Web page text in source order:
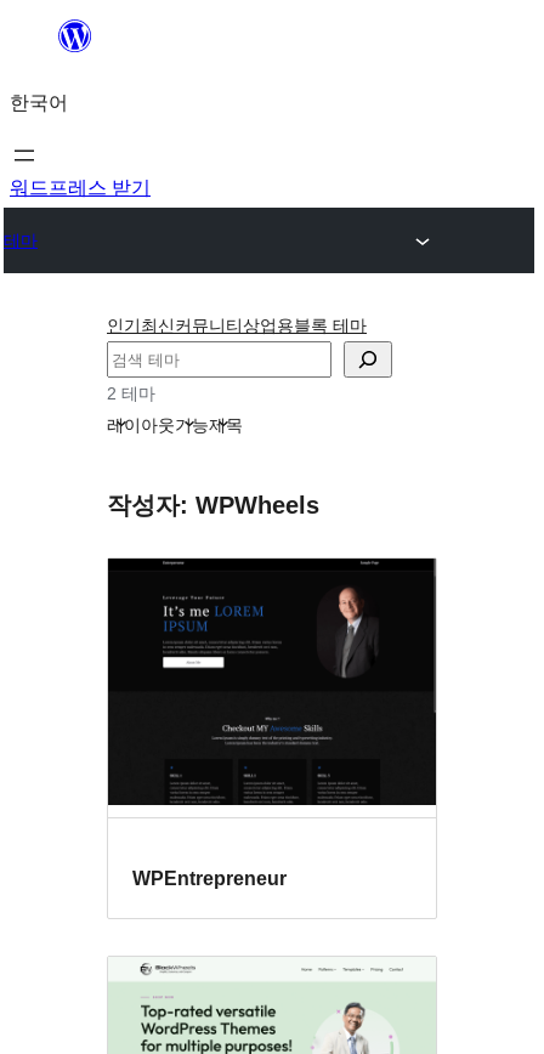
츠
로
바
가
한국어
워드프레스 받기
테마
인기최신커뮤니티상업용블록 테마
검
색
2 테마
레이아웃기능제목
작성자: WPWheels
WPEntrepreneur